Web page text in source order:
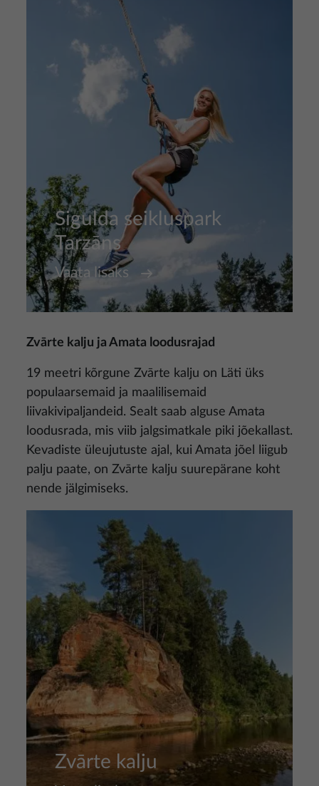
Sigulda seikluspark
Tarzāns
Vaata lisaks
Zvārte kalju ja Amata loodusrajad
19 meetri kõrgune Zvārte kalju on Läti üks
populaarsemaid ja maalilisemaid
liivakivipaljandeid. Sealt saab alguse Amata
loodusrada, mis viib jalgsimatkale piki jõekallast.
Kevadiste üleujutuste ajal, kui Amata jõel liigub
palju paate, on Zvārte kalju suurepärane koht
nende jälgimiseks.
Zvārte kalju